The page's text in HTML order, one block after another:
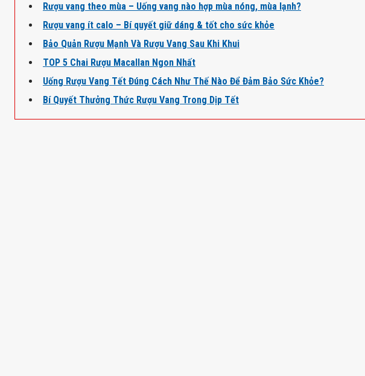
Rượu vang theo mùa – Uống vang nào hợp mùa nóng, mùa lạnh?
Rượu vang ít calo – Bí quyết giữ dáng & tốt cho sức khỏe
Bảo Quản Rượu Mạnh Và Rượu Vang Sau Khi Khui
TOP 5 Chai Rượu Macallan Ngon Nhất
Uống Rượu Vang Tết Đúng Cách Như Thế Nào Để Đảm Bảo Sức Khỏe?
Bí Quyết Thưởng Thức Rượu Vang Trong Dịp Tết